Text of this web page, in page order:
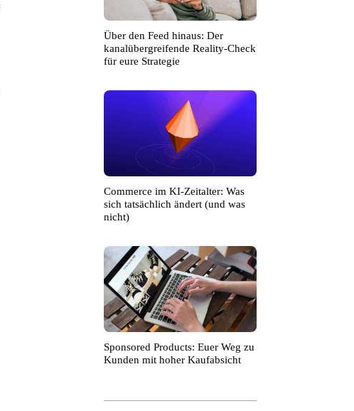
Über den Feed hinaus: Der
kanalübergreifende Reality-Check
für eure Strategie
Commerce im KI-Zeitalter: Was
sich tatsächlich ändert (und was
nicht)
Sponsored Products: Euer Weg zu
Kunden mit hoher Kaufabsicht